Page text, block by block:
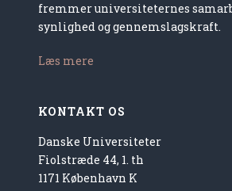
fremmer universiteternes
synlighed og gennemslagskraft.
Læs mere
KONTAKT OS
Danske Universiteter
Fiolstræde 44, 1. th
1171 København K